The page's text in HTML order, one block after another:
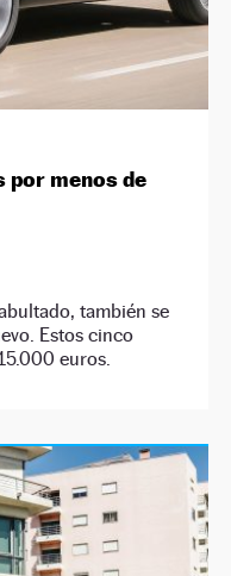
por menos de
también se
Estos cinco
euros.